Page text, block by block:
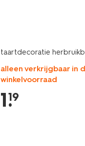
taartdecoratie
alleen verkrijgbaar in
winkelvoorraad
1.
19